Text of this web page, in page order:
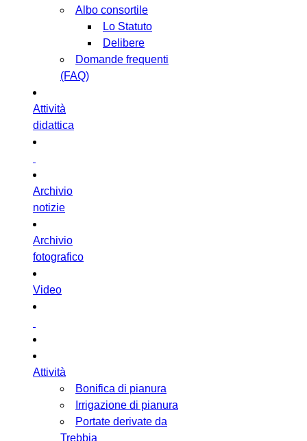
Albo consortile
Lo Statuto
Delibere
Domande frequenti
(FAQ)
Attività
didattica
Archivio
notizie
Archivio
fotografico
Video
Attività
Bonifica di pianura
Irrigazione di pianura
Portate derivate da
Trebbia